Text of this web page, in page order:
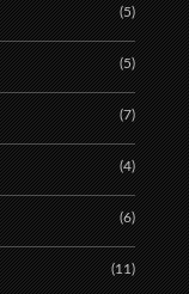
(5)
(5)
(7)
(4)
(6)
(11)